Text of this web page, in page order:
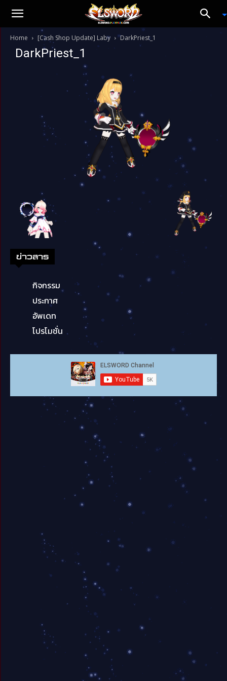
Home [Cash Shop Update] Laby DarkPriest_1
DarkPriest_1
ข่าวสาร
กิจกรรม
ประกาศ
อัพเดท
โปรโมชั่น